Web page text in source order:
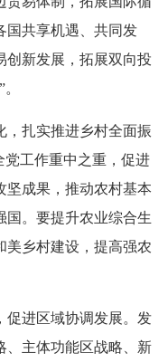
国共享机遇、共同发
创新发展，拓展双向投
，扎实推进乡村全面振
党工作重中之重，促进
坚成果，推动农村基本
国。要提升农业综合生
美乡村建设，提高强农
促进区域协调发展。发
、主体功能区战略、新